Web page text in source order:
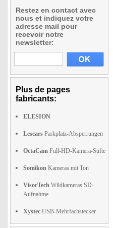
Restez en contact avec
nous et indiquez votre
adresse mail pour
recevoir notre
newsletter:
Plus de pages
fabricants:
ELESION
Lescars Parkplatz-Absperrungen
OctaCam Full-HD-Kamera-Stifte
Somikon Kameras mit Ton
VisorTech Wildkameras SD-
Aufnahme
Xystec USB-Mehrfachstecker